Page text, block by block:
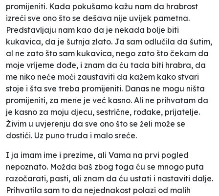
promijeniti. Kada pokušamo kažu nam da hrabrost
izreći sve ono što se dešava nije uvijek pametna.
Predstavljaju nam kao da je nekada bolje biti
kukavica, da je šutnja zlato. Ja sam odlučila da šutim,
al ne zato što sam kukavica, nego zato što čekam da
moje vrijeme dođe, i znam da ću tada biti hrabra, da
me niko neće moći zaustaviti da kažem kako stvari
stoje i šta sve treba promijeniti. Danas ne mogu ništa
promijeniti, za mene je već kasno. Ali ne prihvatam da
je kasno za moju djecu, sestrične, rođake, prijatelje.
Živim u uvjerenju da sve ono što se želi može se
dostići. Uz puno truda i malo sreće.
I ja imam ime i prezime, ali Vama na prvi pogled
nepoznato. Možda baš zbog toga ću se mnogo puta
razočarati, pasti, ali znam da ću ustati i nastaviti dalje.
Prihvatila sam to da nejednakost polazi od malih